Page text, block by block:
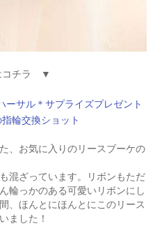
コチラ ▼
ーサル＊サプライズプレゼント
輪交換ショット
、お気に入りのリースブーケの
混ざっています。リボンもただ
輪っかのある可愛いリボンにし
、ほんとにほんとにこのリース
ました！